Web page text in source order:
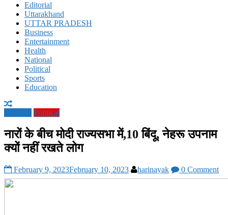
Daily
News
Portal
Editorial
Uttarakhand
UTTAR PRADESH
Business
Entertainment
Health
National
Political
Sports
Education
Political
नारों के बीच मोदी राज्यसभा में,10 बिंदू, नेहरू उपनाम
क्यों नहीं रखते लोग
February 9, 2023February 10, 2023 harinayak 0 Comment